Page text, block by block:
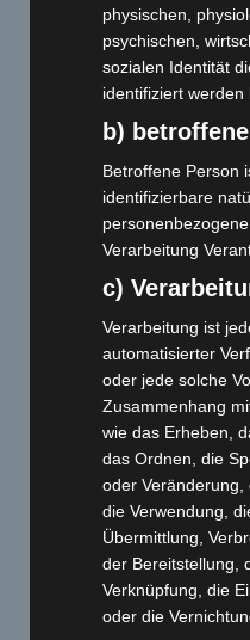
physischen,
psychischen,
sozialen Identität
identifiziert werden
b)
Betroffene Person
identifizierbare
Verarbeitung
c)
Verarbeitung ist
automatisierter
oder jede solche
Zusammenhang
wie das Erheben,
das Ordnen, die
oder Veränderung,
die Verwendung,
Übermittlung,
der Bereitstellung,
Verknüpfung, die
oder die